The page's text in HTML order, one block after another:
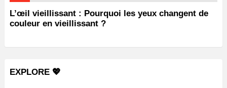
L’œil vieillissant : Pourquoi les yeux changent de
couleur en vieillissant ?
EXPLORE 💖